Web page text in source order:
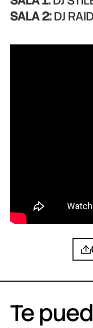
SALA 2:DJ
Te